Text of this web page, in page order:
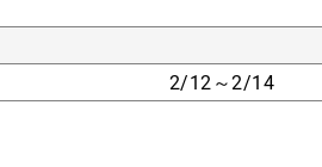
2/12～2/14